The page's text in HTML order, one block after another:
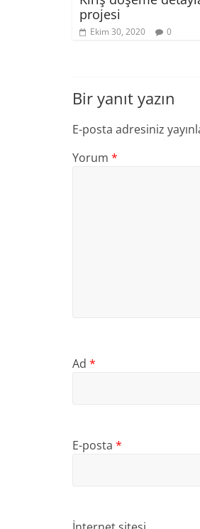
projesi
Ekim 30, 2020 0
Bir yanıt yazın
E-posta adresiniz
Yorum *
Ad *
E-posta *